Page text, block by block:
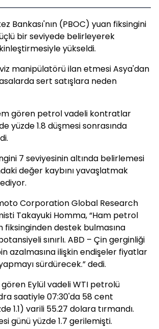
Bankası'nın (PBOC) yuan fiksingini
bir seviyede belirleyerek
yükseldi.
manipülatörü ilan etmesi Asya'dan
sert satışlara neden
gören petrol vadeli kontratlar
yüzde 1.8 düşmesi sonrasında
7 seviyesinin altında belirlemesi
değer kaybını yavaşlatmak
Corporation Global Research
Takayuki Homma, “Ham petrol
fiksinginden destek bulmasına
sınırlı. ABD – Çin gerginliği
azalmasına ilişkin endişeler fiyatlar
sürdürecek.” dedi.
Eylül vadeli WTI petrolü
saatiyle 07:30'da 58 cent
1.1) varili 55.27 dolara tırmandı.
günü yüzde 1.7 gerilemişti.